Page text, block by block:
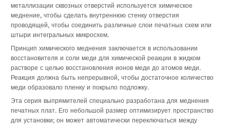
металлизации сквозных отверстий используется химическое
меднение, чтобы сделать внутреннюю стенку отверстия
проводящей, чтобы соединить различные слои печатных схем или
штыри интегральных микросхем.
Принцип химического меднения заключается в использовании
восстановителя и соли меди для химической реакции в жидком
растворе с целью восстановления ионов меди до атомов меди.
Реакция должна быть непрерывной, чтобы достаточное количество
меди образовало пленку и покрыло подложку.
Эта серия выпрямителей специально разработана для меднения
печатных плат. Его небольшой размер оптимизирует пространство
для установки; он может автоматически переключаться между